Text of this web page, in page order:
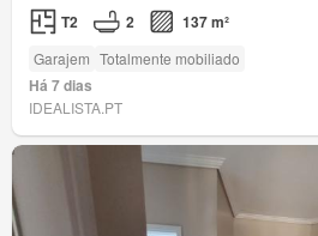
T2 2 137 m²
Garajem Totalmente mobiliado
Há 7 dias
IDEALISTA.PT